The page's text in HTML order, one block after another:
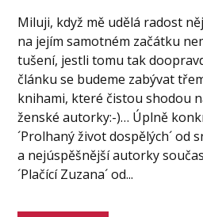
Miluji, když mě udělá radost
na jejím samotném začátku
tušení, jestli tomu tak
článku se budeme zabývat
knihami, které čistou shodou
ženské autorky:-)… Úplně
´Prolhaný život dospělých´ od
a nejúspěšnější autorky
´Plačící Zuzana´ od...